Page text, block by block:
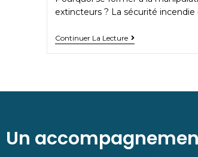
extincteurs ? La sécurité incendie
Continuer La Lecture
Un